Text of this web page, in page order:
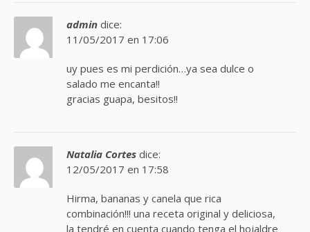
admin dice:
11/05/2017 en 17:06
uy pues es mi perdición…ya sea dulce o
salado me encanta!!
gracias guapa, besitos!!
Natalia Cortes dice:
12/05/2017 en 17:58
Hirma, bananas y canela que rica
combinación!!! una receta original y deliciosa,
la tendré en cuenta cuando tenga el hojaldre